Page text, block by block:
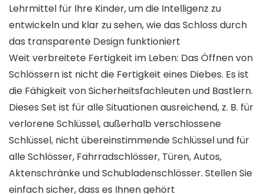
Lehrmittel für Ihre Kinder, um die Intelligenz zu
entwickeln und klar zu sehen, wie das Schloss durch
das transparente Design funktioniert
Weit verbreitete Fertigkeit im Leben: Das Öffnen von
Schlössern ist nicht die Fertigkeit eines Diebes. Es ist
die Fähigkeit von Sicherheitsfachleuten und Bastlern.
Dieses Set ist für alle Situationen ausreichend, z. B. für
verlorene Schlüssel, außerhalb verschlossene
Schlüssel, nicht übereinstimmende Schlüssel und für
alle Schlösser, Fahrradschlösser, Türen, Autos,
Aktenschränke und Schubladenschlösser. Stellen Sie
einfach sicher, dass es Ihnen gehört